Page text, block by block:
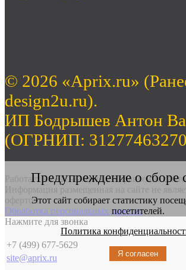
© 2026 «Aprix.ru»
design2u.ru).
ИП Бодрышев Антон
(ОГРНИП:
Работает на «1С-Битрикс: Управление
Информация размещенная на сайте не
офертой
Обработка персональных данных
Нажмите для звонка
+7 (499) 677-5629
site@aprix.ru
Предупреждение о сборе
Этот сайт собирает статистику
посетителей.
Политика
Я согласен